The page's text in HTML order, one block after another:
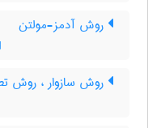
روش آدمز-مولتن
روش سازوار ، روش